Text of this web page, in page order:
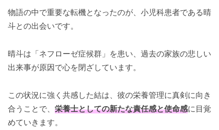
物語の中で重要な転機となったのが、小児科患者である晴
斗との出会いです。
晴斗は「ネフローゼ症候群」を患い、過去の家族の悲しい
出来事が原因で心を閉ざしています。
この状況に強く共感した結は、彼の栄養管理に真剣に向き
合うことで、 栄養士としての新たな責任感と使命感に目覚
めていきます。